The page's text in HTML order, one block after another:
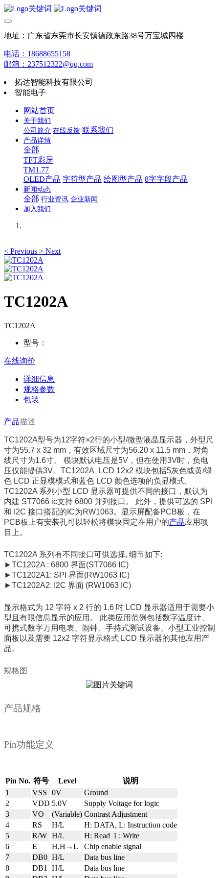
地址：广东省东莞市长安镇德政东路38号万宝城四楼
电话：18688655158
邮箱：237512322@qq.com
拓达智能科技有限公司
智能电子
网站首页
关于我们
公司简介 在线反馈 联系我们
产品详情
全部
TFT彩屏
TM1.77
OLED产品 字符型产品 绘图型产品 8字字段产品
新闻动态
全部 行业资讯 企业新闻
加入我们
< Previous > Next
TC1202A
TC1202A
型号：
在线询价
详细信息
规格参数
包装
产品描述
TC1202A型号为12字符×2行的小型/微型液晶显示器，外型尺
寸为55.7 x 32 mm ，有效区域尺寸为56.20 x 11.5 mm ，对角
线尺寸为1.6寸。 模块默认电压是5V ，但在使用3V时， 负电
压仅能提供3V。 TC1202A LCD 12x2 模块包括5灰色或黄/绿
色 LCD 正显模模式和蓝色 LCD 颜色选项的负显模式。
TC1202A 系列小型 LCD 显示器可提供不同的接口，默认为
内建 ST7066 ic支持 6800 并列接口。 此外，提供可选的 SPI
和 I2C 接口搭配的 IC为RW1063。显示屏配备PCB板，在
PCB板上有安装孔可以轻松将模块固定在用户的产品应用项
目上。
TC1202A 系列有不同接口可供选择, 细节如下:
►TC1202A : 6800 界面(ST7066 IC)
►TC1202A1: SPI 界面(RW1063 IC)
►TC1202A2: I2C 界面 (RW1063 IC)
显示格式为 12 字符 x 2 行的 1.6 吋 LCD 显示器适用于需要小
型且有限信息显示的应用。
此类应用范例包括数字温度计、
可携式数字万用电表、闹钟、手持式测试设备、小型工业控制
面板以及需要 12x2 字符显示格式 LCD 显示器的其他应用产
品。
规格图
产品规格
Pin功能定义
Pin No. 符号 Level
说明
1
VSS 0V
Ground
2
VDD 5.0V
Supply Voltage for logic
3
VO (Variable) Contrast Adjustment
4
RS H/L
H: DATA, L: Instruction code
5
R/W H/L
H: Read L: Write
6
E H,H→L
Chip enable signal
7
DB0 H/L
Data bus line
8
DB1 H/L
Data bus line